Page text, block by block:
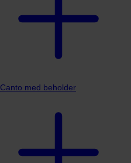
Canto med beholder